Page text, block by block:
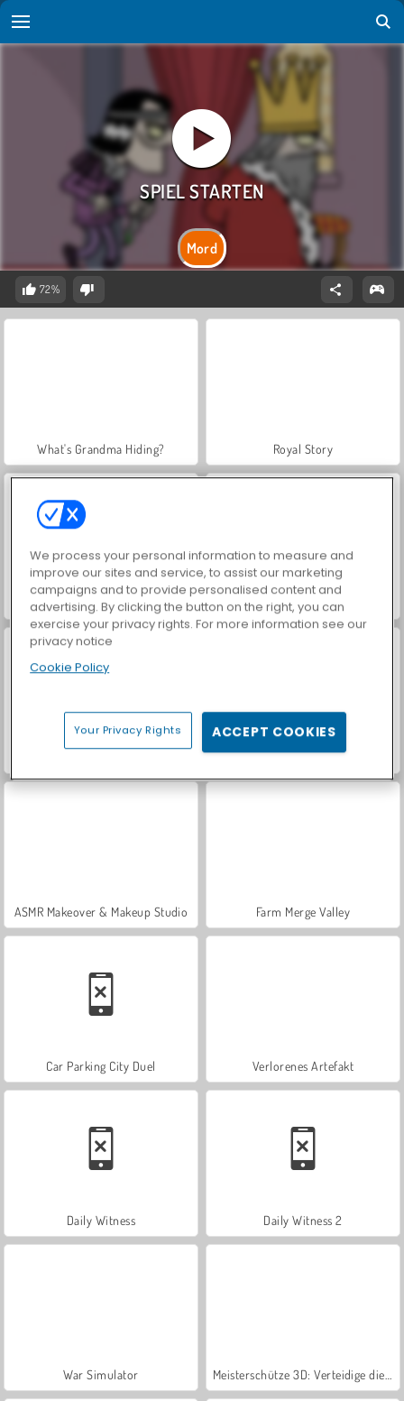
Mord
72%
What's Grandma Hiding? Royal Story
Let's Fish! Hidden Object: Street of Secrets
VegaMix Da Vinci Puzzles
ASMR Makeover & Makeup Studio Farm Merge Valley
Car Parking City Duel Verlorenes Artefakt
Daily Witness Daily Witness 2
War Simulator
We process your personal information to measure and
improve our sites and service, to assist our marketing
campaigns and to provide personalised content and
advertising. By clicking the button on the right, you can
exercise your privacy rights. For more information see our
privacy notice
Cookie Policy
Your Privacy Rights ACCEPT COOKIES